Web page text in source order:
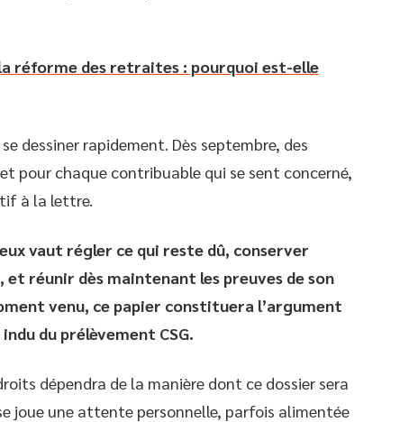
réforme des retraites : pourquoi est-elle
dessiner rapidement. Dès septembre, des
pour chaque contribuable qui se sent concerné,
à la lettre.
vaut régler ce qui reste dû, conserver
et réunir dès maintenant les preuves de son
venu, ce papier constituera l’argument
du prélèvement CSG.
dépendra de la manière dont ce dossier sera
joue une attente personnelle, parfois alimentée